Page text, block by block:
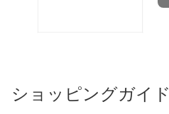
ショッピングガイド